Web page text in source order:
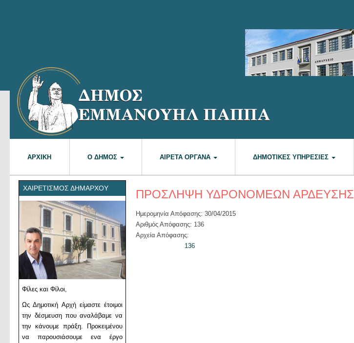
ΑΡΧΙΚΉ Ο ΔΉΜΟΣ ΑΙΡΕΤΆ ΌΡΓΑΝΑ ΔΗΜΟΤΙΚΈΣ ΥΠΗΡΕΣΊΕΣ
ΧΑΙΡΕΤΙΣΜΌΣ ΔΗΜΆΡΧΟΥ
Φίλες και Φίλοι,
Ως Δημοτική Αρχή είμαστε έτοιμοι
την δέσμευση που αναλάβαμε να
την κάνουμε πράξη. Προκειμένου
να παρουσιάσουμε ενα έργο
ΠΡΟΣΛΗΨΗ ΥΔΡΟΝΟΜΕΩΝ ΑΡΔΕΥΣΗΣ
Ημερομηνία Απόφασης: 30/04/2015
Αριθμός Απόφασης: 136
Αρχεία Απόφασης:
136